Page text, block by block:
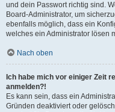
und dein Passwort richtig sind.
Board-Administrator, um
ebenfalls möglich, dass ein
welches ein Administrator lösen
Nach oben
Ich habe mich vor einiger Zeit
anmelden?!
Es kann sein, dass ein
Gründen deaktiviert oder